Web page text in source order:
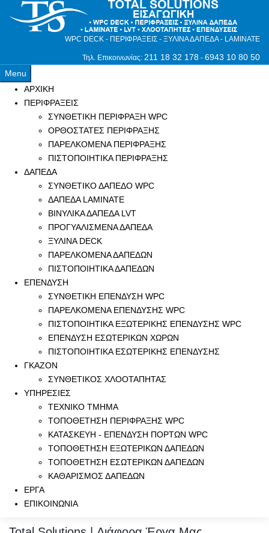
WPC DECK - ΠΕΡΙΦΡΑΞΕΙΣ - ΞΥΛΙΝΑ ΔΑΠΕΔΑ - LAMINATE
Τηλ. Επικοινωνίας: 211 18 32 178 - 6943 10 80 50
Menu
ΑΡΧΙΚΗ
ΠΕΡΙΦΡΑΞΕΙΣ
ΣΥΝΘΕΤΙΚΗ ΠΕΡΙΦΡΑΞΗ WPC
ΟΡΘΟΣΤΑΤΕΣ ΠΕΡΙΦΡΑΞΗΣ
ΠΑΡΕΛΚΟΜΕΝΑ ΠΕΡΙΦΡΑΞΗΣ
ΠΙΣΤΟΠΟΙΗΤΙΚΑ ΠΕΡΙΦΡΑΞΗΣ
ΔΑΠΕΔΑ
ΣΥΝΘΕΤΙΚΟ ΔΑΠΕΔΟ WPC
ΔΑΠΕΔΑ LAMINATE
ΒΙΝΥΛΙΚΑ ΔΑΠΕΔΑ LVT
ΠΡΟΓΥΑΛΙΣΜΕΝΑ ΔΑΠΕΔΑ
ΞΥΛΙΝΑ DECK
ΠΑΡΕΛΚΟΜΕΝΑ ΔΑΠΕΔΩΝ
ΠΙΣΤΟΠΟΙΗΤΙΚΑ ΔΑΠΕΔΩΝ
ΕΠΕΝΔΥΣΗ
ΣΥΝΘΕΤΙΚΗ ΕΠΕΝΔΥΣΗ WPC
ΠΑΡΕΛΚΟΜΕΝΑ ΕΠΕΝΔΥΣΗΣ WPC
ΠΙΣΤΟΠΟΙΗΤΙΚΑ ΕΞΩΤΕΡΙΚΗΣ ΕΠΕΝΔΥΣΗΣ WPC
ΕΠΕΝΔΥΣΗ ΕΣΩΤΕΡΙΚΩΝ ΧΩΡΩΝ
ΠΙΣΤΟΠΟΙΗΤΙΚΑ ΕΣΩΤΕΡΙΚΗΣ ΕΠΕΝΔΥΣΗΣ
ΓΚΑΖΟΝ
ΣΥΝΘΕΤΙΚΟΣ ΧΛΟΟΤΑΠΗΤΑΣ
ΥΠΗΡΕΣΙΕΣ
ΤΕΧΝΙΚΟ ΤΜΗΜΑ
ΤΟΠΟΘΕΤΗΣΗ ΠΕΡΙΦΡΑΞΗΣ WPC
ΚΑΤΑΣΚΕΥΗ - ΕΠΕΝΔΥΣΗ ΠΟΡΤΩΝ WPC
ΤΟΠΟΘΕΤΗΣΗ ΕΞΩΤΕΡΙΚΩΝ ΔΑΠΕΔΩΝ
ΤΟΠΟΘΕΤΗΣΗ ΕΣΩΤΕΡΙΚΩΝ ΔΑΠΕΔΩΝ
ΚΑΘΑΡΙΣΜΟΣ ΔΑΠΕΔΩΝ
ΕΡΓΑ
ΕΠΙΚΟΙΝΩΝΙΑ